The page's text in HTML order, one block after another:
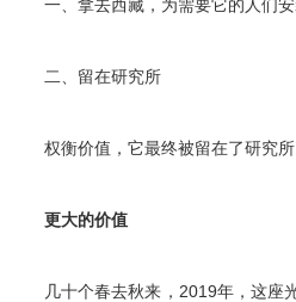
一、拿去西藏，为需要它的人们安
二、留在研究所
权衡价值，它最终被留在了研究所
更大的价值
几十个春去秋来，2019年，这座